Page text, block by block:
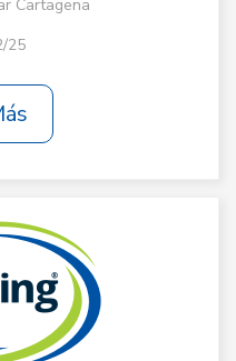
Cartagena
25